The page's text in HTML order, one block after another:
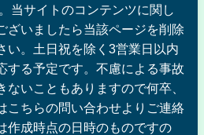
当サイトのコンテンツに関し
ざいましたら当該ページを削除
い。土日祝を除く3営業日以内
する予定です。不慮による事故
いこともありますので何卒、
こちらの問い合わせよりご連絡
作成時点の日時のものですの